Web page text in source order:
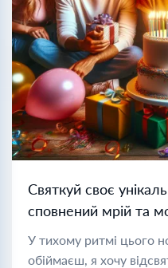
Святкуй своє
сповнений мрій та
У тихому ритмі цього
обіймаєш, я хочу